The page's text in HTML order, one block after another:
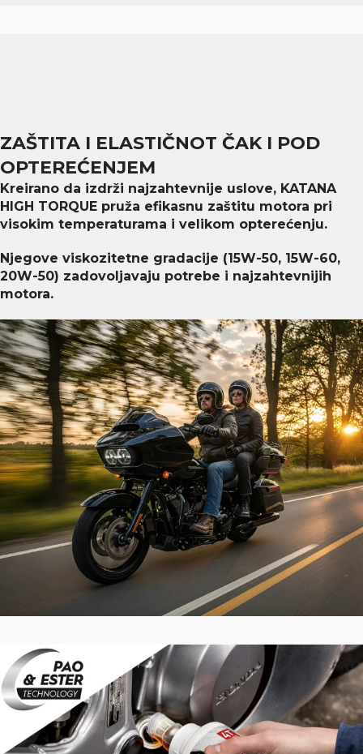
ZAŠTITA I ELASTIČNOT ČAK I POD
OPTEREĆENJEM
Kreirano da izdrži najzahtevnije uslove, KATANA
HIGH TORQUE pruža efikasnu zaštitu motora pri
visokim temperaturama i velikom opterećenju.
Njegove viskozitetne gradacije (15W-50, 15W-60,
20W-50) zadovoljavaju potrebe i najzahtevnijih
motora.